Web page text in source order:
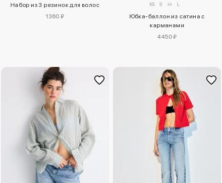
Набор из 3 резинок для волос
1360 ₽
XS S M L
Юбка-баллон из сатина с
карманами
4450 ₽